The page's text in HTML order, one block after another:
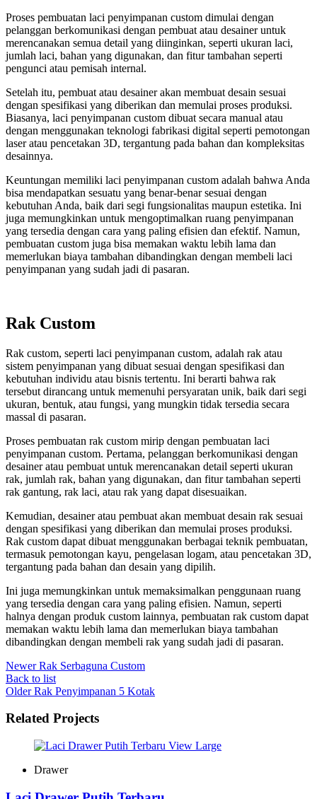
Proses pembuatan laci penyimpanan custom dimulai dengan
pelanggan berkomunikasi dengan pembuat atau desainer untuk
merencanakan semua detail yang diinginkan, seperti ukuran laci,
jumlah laci, bahan yang digunakan, dan fitur tambahan seperti
pengunci atau pemisah internal.
Setelah itu, pembuat atau desainer akan membuat desain sesuai
dengan spesifikasi yang diberikan dan memulai proses produksi.
Biasanya, laci penyimpanan custom dibuat secara manual atau
dengan menggunakan teknologi fabrikasi digital seperti pemotongan
laser atau pencetakan 3D, tergantung pada bahan dan kompleksitas
desainnya.
Keuntungan memiliki laci penyimpanan custom adalah bahwa Anda
bisa mendapatkan sesuatu yang benar-benar sesuai dengan
kebutuhan Anda, baik dari segi fungsionalitas maupun estetika. Ini
juga memungkinkan untuk mengoptimalkan ruang penyimpanan
yang tersedia dengan cara yang paling efisien dan efektif. Namun,
pembuatan custom juga bisa memakan waktu lebih lama dan
memerlukan biaya tambahan dibandingkan dengan membeli laci
penyimpanan yang sudah jadi di pasaran.
Rak Custom
Rak custom, seperti laci penyimpanan custom, adalah rak atau
sistem penyimpanan yang dibuat sesuai dengan spesifikasi dan
kebutuhan individu atau bisnis tertentu. Ini berarti bahwa rak
tersebut dirancang untuk memenuhi persyaratan unik, baik dari segi
ukuran, bentuk, atau fungsi, yang mungkin tidak tersedia secara
massal di pasaran.
Proses pembuatan rak custom mirip dengan pembuatan laci
penyimpanan custom. Pertama, pelanggan berkomunikasi dengan
desainer atau pembuat untuk merencanakan detail seperti ukuran
rak, jumlah rak, bahan yang digunakan, dan fitur tambahan seperti
rak gantung, rak laci, atau rak yang dapat disesuaikan.
Kemudian, desainer atau pembuat akan membuat desain rak sesuai
dengan spesifikasi yang diberikan dan memulai proses produksi.
Rak custom dapat dibuat menggunakan berbagai teknik pembuatan,
termasuk pemotongan kayu, pengelasan logam, atau pencetakan 3D,
tergantung pada bahan dan desain yang dipilih.
Ini juga memungkinkan untuk memaksimalkan penggunaan ruang
yang tersedia dengan cara yang paling efisien. Namun, seperti
halnya dengan produk custom lainnya, pembuatan rak custom dapat
memakan waktu lebih lama dan memerlukan biaya tambahan
dibandingkan dengan membeli rak yang sudah jadi di pasaran.
Newer Rak Serbaguna Custom
Back to list
Older Rak Penyimpanan 5 Kotak
Related Projects
View Large
Drawer